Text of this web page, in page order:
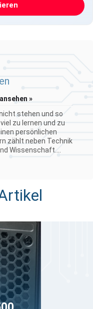
»
stehen und so
zu lernen und zu
persönlichen
zählt neben Technik
Wissenschaft....